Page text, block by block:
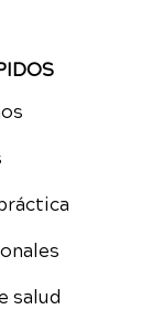
salud